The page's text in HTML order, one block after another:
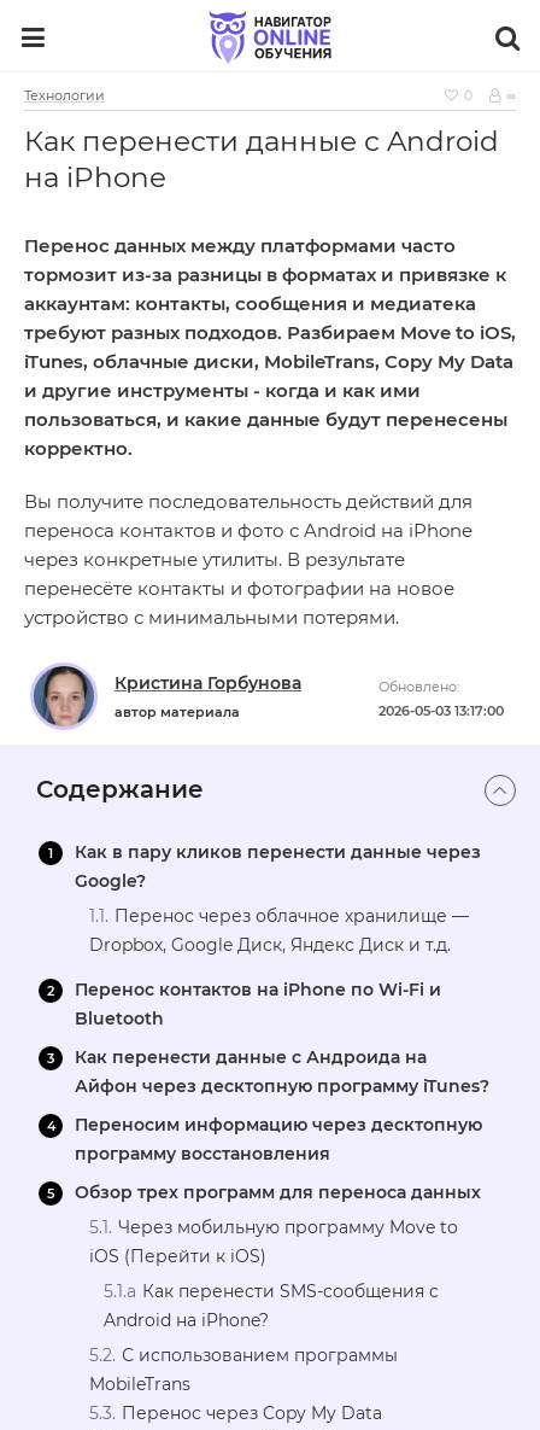
Технологии 0 ∞
Как перенести данные с Android
на iPhone
Перенос данных между платформами часто
тормозит из‑за разницы в форматах и привязке к
аккаунтам: контакты, сообщения и медиатека
требуют разных подходов. Разбираем Move to iOS,
iTunes, облачные диски, MobileTrans, Copy My Data
и другие инструменты - когда и как ими
пользоваться, и какие данные будут перенесены
корректно.
Вы получите последовательность действий для
переноса контактов и фото с Android на iPhone
через конкретные утилиты. В результате
перенесёте контакты и фотографии на новое
устройство с минимальными потерями.
Обновлено:
2026-05-03 13:17:00
Кристина Горбунова
автор материала
Содержание
Как в пару кликов перенести данные через
Google?
Перенос через облачное хранилище —
Dropbox, Google Диск, Яндекс Диск и т.д.
Перенос контактов на iPhone по Wi-Fi и
Bluetooth
Как перенести данные с Андроида на
Айфон через десктопную программу iTunes?
Переносим информацию через десктопную
программу восстановления
Обзор трех программ для переноса данных
Через мобильную программу Move to
iOS (Перейти к iOS)
Как перенести SMS-сообщения с
Android на iPhone?
С использованием программы
MobileTrans
Перенос через Copy My Data